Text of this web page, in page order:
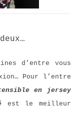
d’entre vous
Pour l’entre
en jersey
est le meilleur